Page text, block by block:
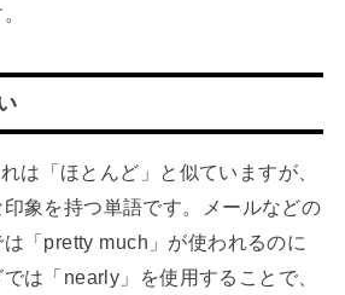
は「ほとんど」と似ていますが、
象を持つ単語です。メールなどの
「pretty much」が使われるのに
は「nearly」を使用することで、